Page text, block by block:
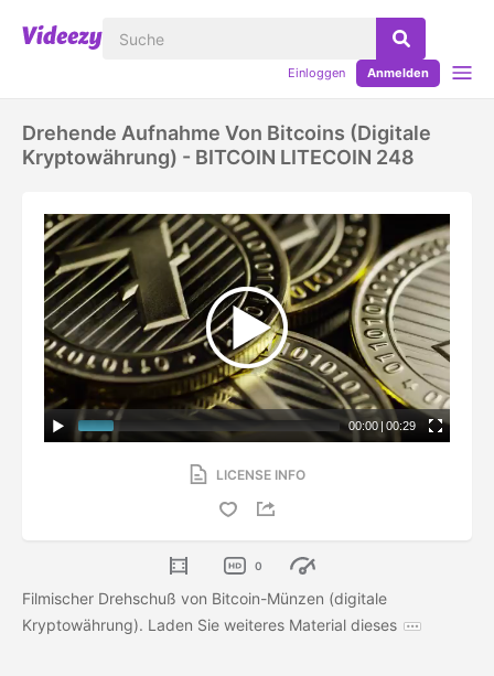
Einloggen Anmelden
Drehende Aufnahme Von Bitcoins (digitale
Kryptowährung) - BITCOIN LITECOIN 248
00:00 | 00:29
LICENSE INFO
0
Filmischer Drehschuß von Bitcoin-Münzen (digitale
Kryptowährung). Laden Sie weiteres Material dieses